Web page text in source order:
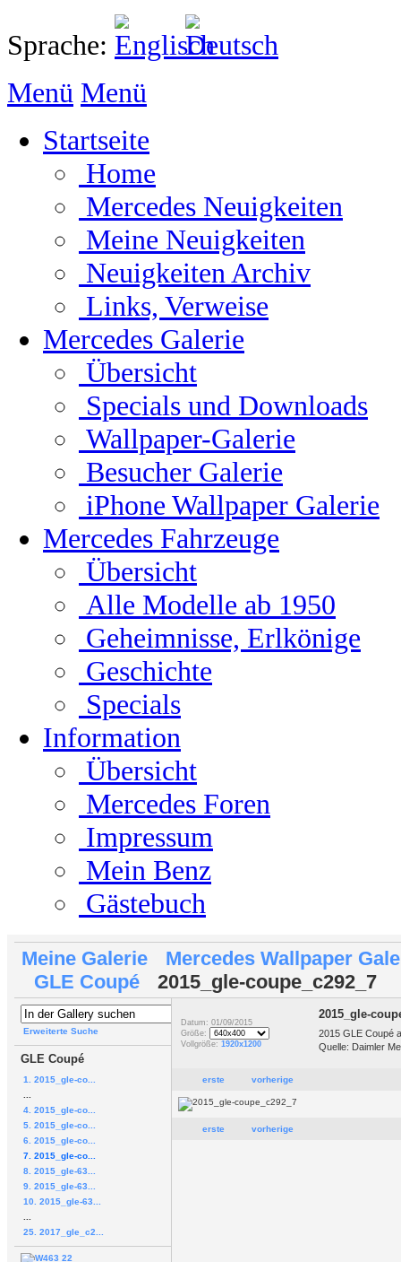
Sprache:
Menü Menü
Startseite
Home
Mercedes Neuigkeiten
Meine Neuigkeiten
Neuigkeiten Archiv
Links, Verweise
Mercedes Galerie
Übersicht
Specials und Downloads
Wallpaper-Galerie
Besucher Galerie
iPhone Wallpaper Galerie
Mercedes Fahrzeuge
Übersicht
Alle Modelle ab 1950
Geheimnisse, Erlkönige
Geschichte
Specials
Information
Übersicht
Mercedes Foren
Impressum
Mein Benz
Gästebuch
Meine Galerie
Mercedes Wallpaper
GLE Coupé
2015_gle-coupe_c292_7
Erweiterte Suche
GLE Coupé
1. 2015_gle-co...
4. 2015_gle-co...
5. 2015_gle-co...
6. 2015_gle-co...
7. 2015_gle-co...
8. 2015_gle-63...
9. 2015_gle-63...
10. 2015_gle-63...
25. 2017_gle_c2...
Datum: 01/09/2015
Größe:
Vollgröße: 1920x1200
2015_gle-
2015 GLE Coupé
Quelle: Daimler
erste vorherige
erste vorherige